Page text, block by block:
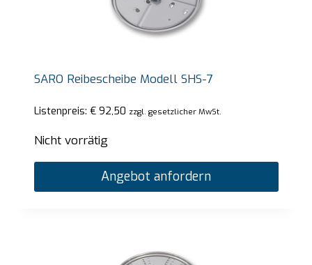
SARO Reibescheibe Modell SHS-7
Listenpreis: €92,50 zzgl. gesetzlicher MwSt.
Nicht vorrätig
Angebot anfordern